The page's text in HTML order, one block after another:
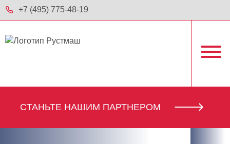
+7 (495) 775-48-19
CТАНЬТЕ НАШИМ ПАРТНЕРОМ